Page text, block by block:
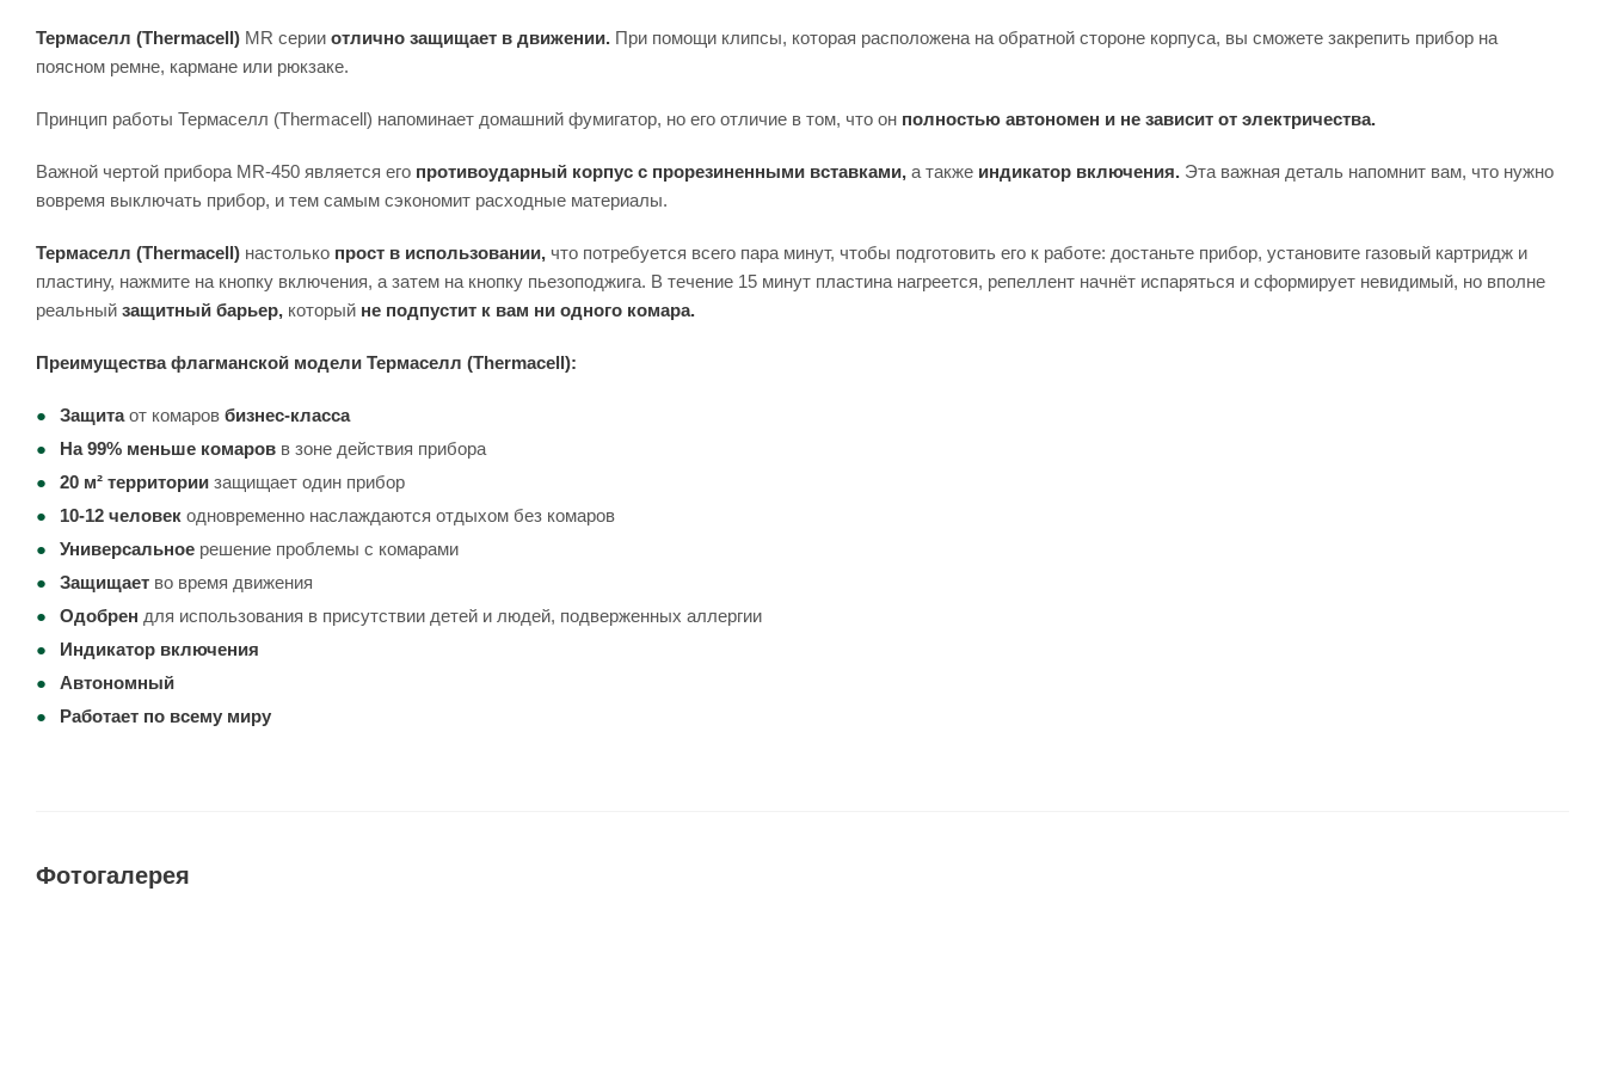
Термаселл (Thermacell) MR серии отлично защищает в движении. При помощи клипсы, которая расположена на обратной стороне корпуса, вы сможете закрепить прибор на
поясном ремне, кармане или рюкзаке.
Принцип работы Термаселл (Thermacell) напоминает домашний фумигатор, но его отличие в том, что он полностью автономен и не зависит от электричества.
Важной чертой прибора MR-450 является его противоударный корпус с прорезиненными вставками, а также индикатор включения. Эта важная деталь напомнит вам, что нужно
вовремя выключать прибор, и тем самым сэкономит расходные материалы.
Термаселл (Thermacell) настолько прост в использовании, что потребуется всего пара минут, чтобы подготовить его к работе: достаньте прибор, установите газовый картридж и
пластину, нажмите на кнопку включения, а затем на кнопку пьезоподжига. В течение 15 минут пластина нагреется, репеллент начнёт испаряться и сформирует невидимый, но вполне
реальный защитный барьер, который не подпустит к вам ни одного комара.
Преимущества флагманской модели Термаселл (Thermacell):
Защитаот комаров бизнес-класса
На 99% меньше комаров в зоне действия прибора
20 м² территории защищает один прибор
10-12 человек одновременно наслаждаются отдыхом без комаров
Универсальное решение проблемы с комарами
Защищает во время движения
Одобрен для использования в присутствии детей и людей, подверженных аллергии
Индикатор включения
Автономный
Работает по всему миру
Фотогалерея